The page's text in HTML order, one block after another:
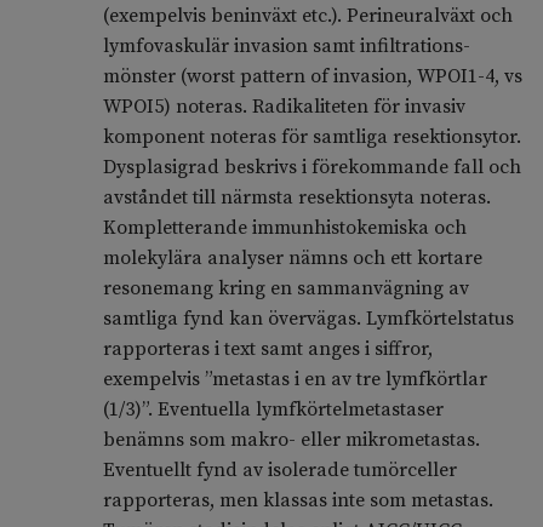
(exempelvis beninväxt etc.). Perineuralväxt och
lymfovaskulär invasion samt infiltrations­
mönster (worst pattern of invasion, WPOI1-4, vs
WPOI5) noteras. Radikaliteten för invasiv
komponent noteras för samtliga resektionsytor.
Dysplasigrad beskrivs i förekommande fall och
avståndet till närmsta resektionsyta noteras.
Kompletterande immunhistokemiska och
molekylära analyser nämns och ett kortare
resonemang kring en sammanvägning av
samtliga fynd kan övervägas. Lymfkörtelstatus
rapporteras i text samt anges i siffror,
exempelvis ”metastas i en av tre lymfkörtlar
(1/3)”. Eventuella lymfkörtelmetastaser
benämns som makro- eller mikrometastas.
Eventuellt fynd av isolerade tumörceller
rapporteras, men klassas inte som metastas.